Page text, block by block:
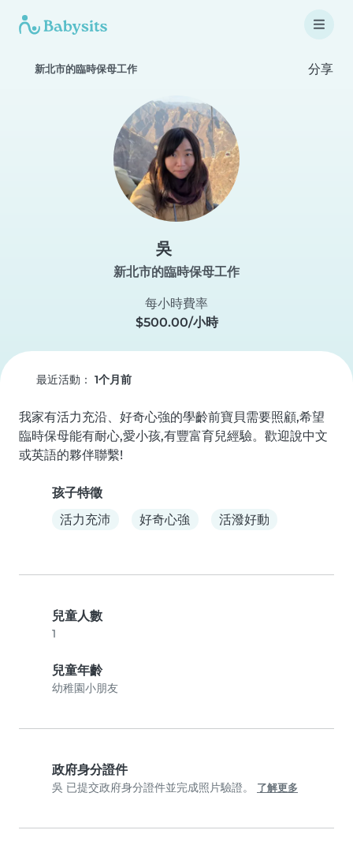
新北市的臨時保母工作 分享
吳
新北市的臨時保母工作
每小時費率
$500.00/小時
最近活動： 1个月前
我家有活力充沿、好奇心強的學齡前寶貝需要照顧,希望
臨時保母能有耐心,愛小孩,有豐富育兒經驗。歡迎說中文
或英語的夥伴聯繫!
孩子特徵
活力充沛
好奇心強 活潑好動
兒童人數
1
兒童年齡
幼稚園小朋友
政府身分證件
吳 已提交政府身分證件並完成照片驗證。 了解更多